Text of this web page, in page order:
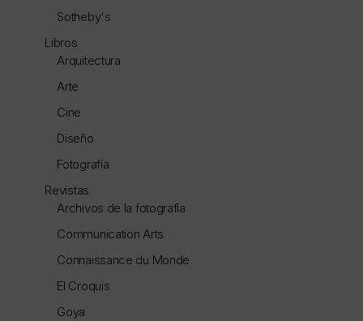
Sotheby's
Libros
Arquitectura
Arte
Cine
Diseño
Fotografía
Revistas
Archivos de la fotografía
Communication Arts
Connaissance du Monde
El Croquis
Goya